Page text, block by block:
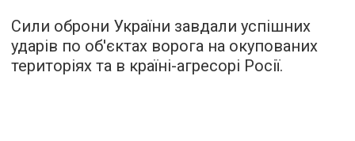
Сили оброни України завдали успішних
ударів по об'єктах ворога на окупованих
територіях та в країні-агресорі Росії.